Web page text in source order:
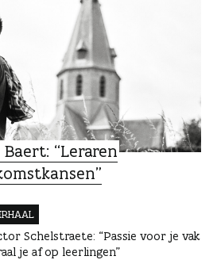
“Leraren
Schelstraete: “Passie voor je vak
je af op leerlingen”